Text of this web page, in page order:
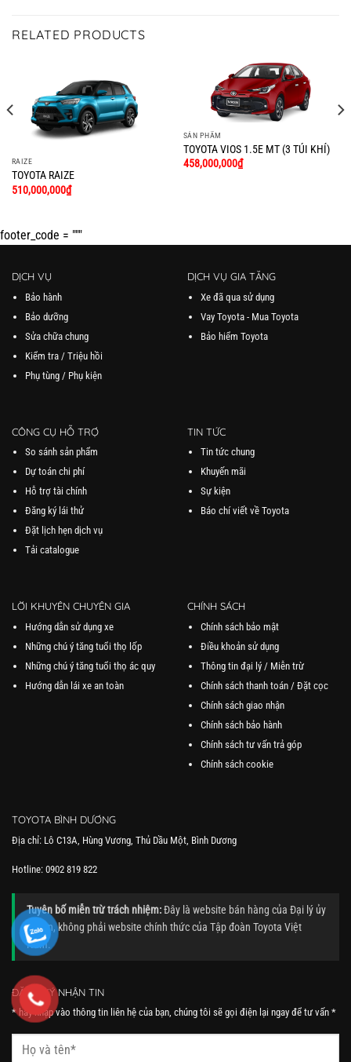
RELATED PRODUCTS
RAIZE
TOYOTA RAIZE
510,000,000₫
SẢN PHẨM
TOYOTA VIOS 1.5E MT (3 TÚI KHÍ)
458,000,000₫
footer_code = """
DỊCH VỤ
Bảo hành
Bảo dưỡng
Sửa chữa chung
Kiểm tra / Triệu hồi
Phụ tùng / Phụ kiện
DỊCH VỤ GIA TĂNG
Xe đã qua sử dụng
Vay Toyota - Mua Toyota
Bảo hiểm Toyota
CÔNG CỤ HỖ TRỢ
So sánh sản phẩm
Dự toán chi phí
Hỗ trợ tài chính
Đăng ký lái thử
Đặt lịch hẹn dịch vụ
Tải catalogue
TIN TỨC
Tin tức chung
Khuyến mãi
Sự kiện
Báo chí viết về Toyota
LỜI KHUYÊN CHUYÊN GIA
Hướng dẫn sử dụng xe
Những chú ý tăng tuổi thọ lốp
Những chú ý tăng tuổi thọ ác quy
Hướng dẫn lái xe an toàn
CHÍNH SÁCH
Chính sách bảo mật
Điều khoản sử dụng
Thông tin đại lý / Miễn trừ
Chính sách thanh toán / Đặt cọc
Chính sách giao nhận
Chính sách bảo hành
Chính sách tư vấn trả góp
Chính sách cookie
TOYOTA BÌNH DƯƠNG
Địa chỉ: Lô C13A, Hùng Vương, Thủ Dầu Một, Bình Dương
Hotline: 0902 819 822
Tuyên bố miễn trừ trách nhiệm:Đây là website bán hàng của Đại lý ủy
quyền, không phải website chính thức của Tập đoàn Toyota Việt
Nam.
ĐĂNG KÝ NHẬN TIN
* hãy nhập vào thông tin liên hệ của bạn, chúng tôi sẽ gọi điện lại ngay để tư vấn *